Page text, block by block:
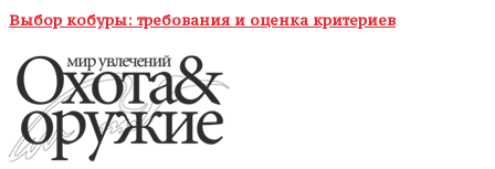
Выбор кобуры: требования и оценка критериев